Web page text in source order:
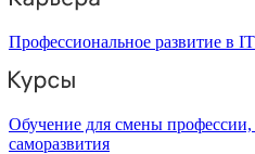
Профессиональное развитие в IT
Обучение для смены профессии,
саморазвития